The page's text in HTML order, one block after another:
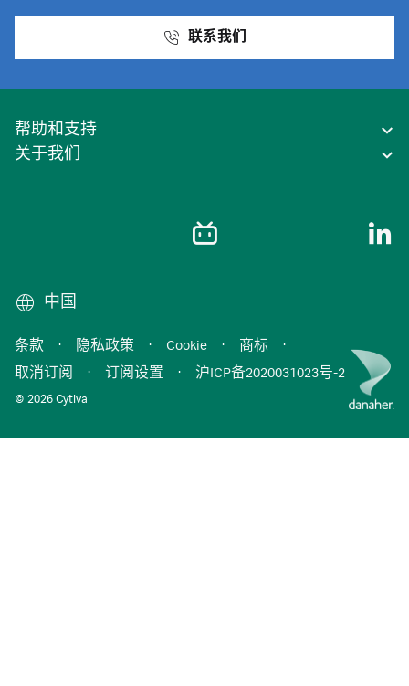
联系我们
帮助和支持
关于我们
中国
© 2026 Cytiva
条款 · 隐私政策 · Cookie · 商标
·
取消订阅
· 订阅设置 · 沪ICP备2020031023号-2